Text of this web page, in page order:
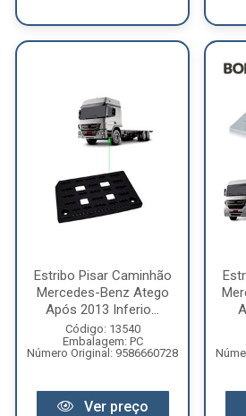
Estribo Pisar Caminhão
Mercedes-Benz Atego
Após 2013 Inferio...
Código: 13540
Embalagem: PC
Número Original: 9586660728
Ver preço